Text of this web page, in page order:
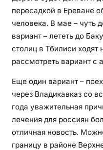
пересадкой в Ереване
человека. В мае – чуть
вариант – лететь до
столиц в Тбилиси
рассмотреть вариант с
Еще один вариант –
через Владикавказ со
года уважительная
лечения для россиян
отличная новость.
границу в районе